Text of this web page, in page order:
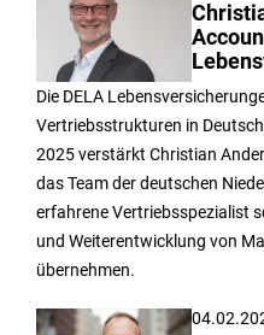
Die DELA
Vertriebsstrukturen in
2025 verstärkt Christian
das Team der deutschen
erfahrene Vertriebsspezialist
und Weiterentwicklung von
übernehmen.